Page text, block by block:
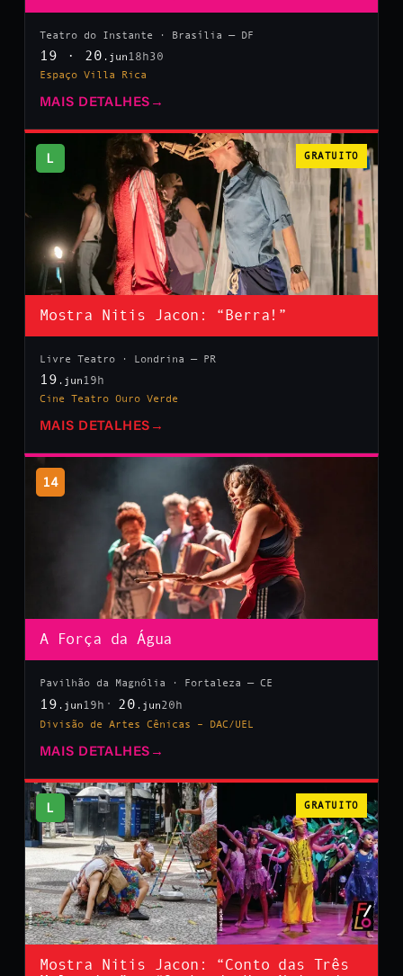
Teatro do Instante · Brasília — DF
19 · 20 .jun 18h30
Espaço Villa Rica
MAIS DETALHES →
L GRATUITO
Mostra Nitis Jacon: “Berra!”
Livre Teatro · Londrina — PR
19 .jun 19h
Cine Teatro Ouro Verde
MAIS DETALHES →
14
A Força da Água
Pavilhão da Magnólia · Fortaleza — CE
19 .jun 19h 20 .jun20h
Divisão de Artes Cênicas – DAC/UEL
MAIS DETALHES →
L GRATUITO
Mostra Nitis Jacon: “Conto das Três